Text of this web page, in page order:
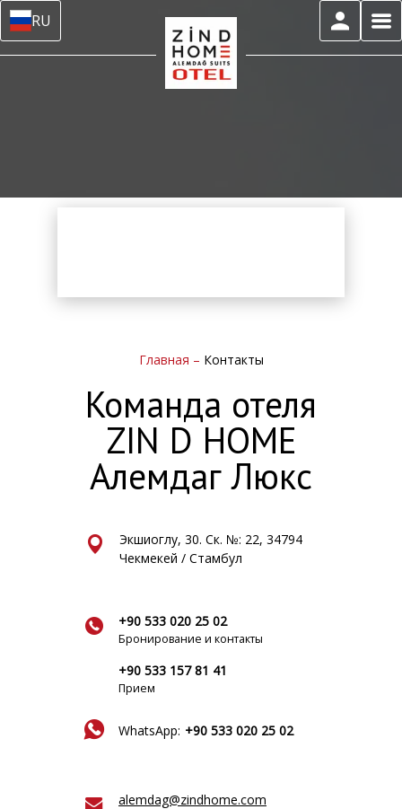
RU
Главная – Контакты
Команда отеля
ZIN D HOME
Алемдаг Люкс
Экшиоглу, 30. Ск. №: 22, 34794
Чекмекей / Стамбул
+90 533 020 25 02
Бронирование и контакты
+90 533 157 81 41
Прием
WhatsApp: +90 533 020 25 02
alemdag@zindhome.com